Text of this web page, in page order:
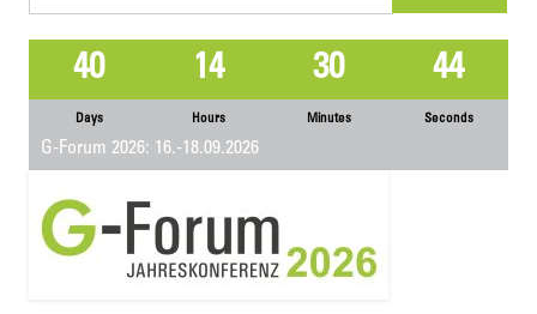
40
Days
14
Hours
30
Minutes
44
Seconds
G-Forum 2026: 16.-18.09.2026